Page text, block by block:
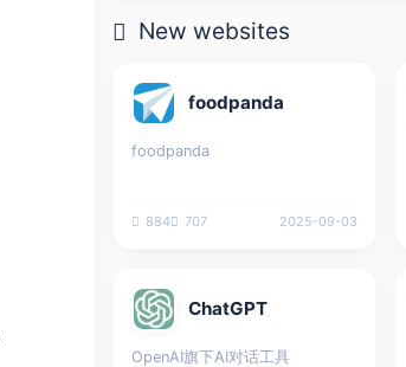
New websites
foodpanda
foodpanda
884 707 2025-09-03
ChatGPT
OpenAI旗下AI对话工具